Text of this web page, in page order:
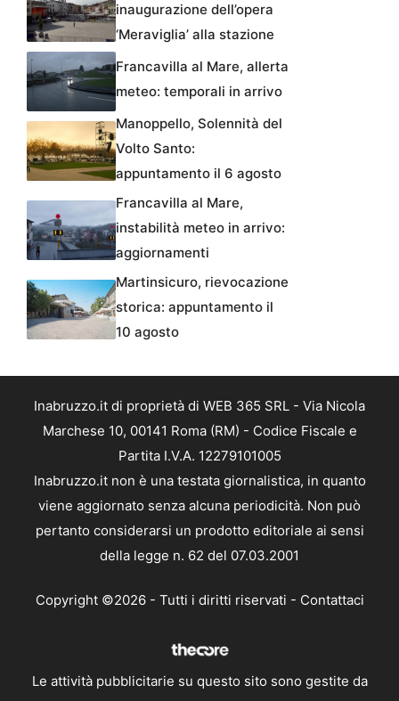
inaugurazione dell’opera
‘Meraviglia’ alla stazione
Francavilla al Mare, allerta
meteo: temporali in arrivo
Manoppello, Solennità del
Volto Santo:
appuntamento il 6 agosto
Francavilla al Mare,
instabilità meteo in arrivo:
aggiornamenti
Martinsicuro, rievocazione
storica: appuntamento il
10 agosto
Inabruzzo.it di proprietà di WEB 365 SRL - Via Nicola
Marchese 10, 00141 Roma (RM) - Codice Fiscale e
Partita I.V.A. 12279101005
Inabruzzo.it non è una testata giornalistica, in quanto
viene aggiornato senza alcuna periodicità. Non può
pertanto considerarsi un prodotto editoriale ai sensi
della legge n. 62 del 07.03.2001
Copyright ©2026 - Tutti i diritti riservati - Contattaci
Le attività pubblicitarie su questo sito sono gestite da